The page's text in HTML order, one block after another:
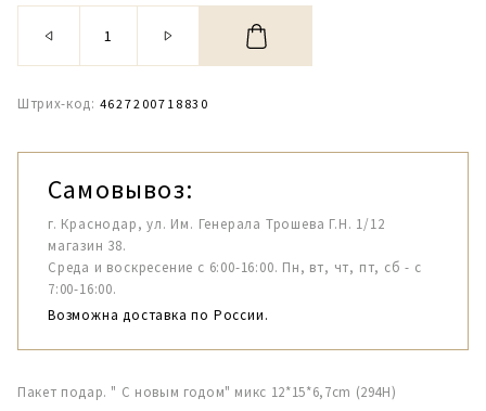
Штрих-код: 4627200718830
Самовывоз:
г. Краснодар, ул. Им. Генерала Трошева Г.Н. 1/12
магазин 38.
Среда и воскресение с 6:00-16:00. Пн, вт, чт, пт, сб - с
7:00-16:00.
Возможна доставка по России.
Пакет подар. " С новым годом" микс 12*15*6,7cm (294Н)